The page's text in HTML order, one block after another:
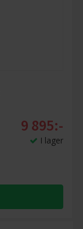
9 895:-
I lager